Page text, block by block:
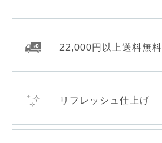
22,000円以上送料無料
リフレッシュ仕上げ